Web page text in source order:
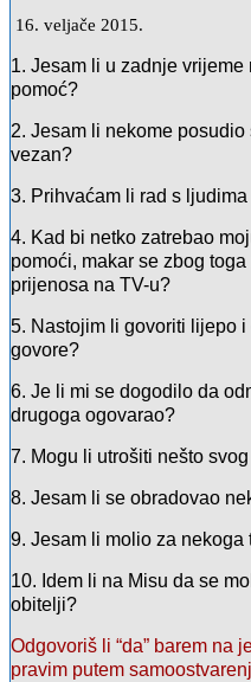
16. veljače 2015.
1. Jesam li u zadnje
pomoć?
2. Jesam li nekome
vezan?
3. Prihvaćam li rad s
4. Kad bi netko zatrebao
pomoći, makar se zbog
prijenosa na TV-u?
5. Nastojim li govoriti lijepo
govore?
6. Je li mi se dogodilo da
drugoga ogovarao?
7. Mogu li utrošiti nešto
8. Jesam li se obradovao
9. Jesam li molio za
10. Idem li na Misu da se
obitelji?
Odgovoriš li “da” barem na
pravim putem